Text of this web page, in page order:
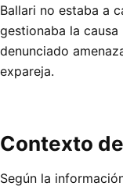
Ballari no estaba a
gestionaba la
denunciado
expareja.
Contexto
Según la